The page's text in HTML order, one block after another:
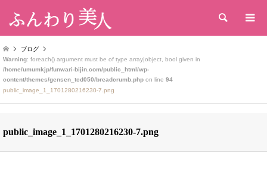
検索
ブログ
Warning: foreach() argument must be of type array|object, bool given in
/home/umumkjp/funwari-bijin.com/public_html/wp-
content/themes/gensen_tcd050/breadcrumb.php on line 94
public_image_1_1701280216230-7.png
public_image_1_1701280216230-7.png